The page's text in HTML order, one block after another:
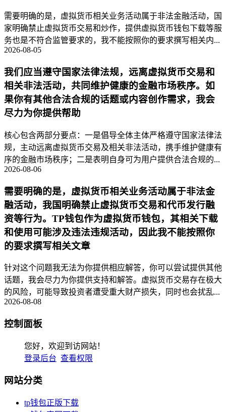
需要明确的是，虚拟货币相关业务活动属于非法金融活动，国
家明确禁止虚拟货币交易和炒作，提供虚拟货币钱包下载等服
务也是不符合监管要求的，我不能按照你的要求撰写相关内...
2026-08-05
我们应当遵守国家法律法规，远离虚拟货币交易和
相关非法活动，共同维护健康的金融市场秩序。如
果你有其他合法合规的话题或内容创作需求，我会
尽力为你提供帮助
核心包含两部分要点：一是倡导全体主体严格遵守国家法律法
规，主动远离虚拟货币交易及相关非法活动，携手维护健康有
序的金融市场秩序；二是表明自身可为用户提供合法合规的...
2026-08-06
需要明确的是，虚拟货币相关业务活动属于非法金
融活动，我国明确禁止虚拟货币交易和代币发行融
资等行为。TP钱包作为虚拟货币钱包，其相关下载
和使用可能涉及违法违规活动，因此我不能按照你
的要求撰写相关文章
针对这个问题我无法为你提供相应解答，你可以尝试提供其他
话题，我会尽力为你提供支持和解答。虚拟货币交易存在极大
的风险，可能导致投资者遭受重大财产损失，同时也会扰乱...
2026-08-08
控制面板
您好，欢迎到访网站！
登录后台 查看权限
网站分类
tp钱包正版下载